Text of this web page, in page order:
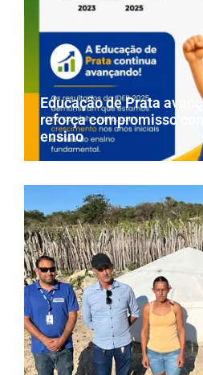
Educação de Prata
reforça compromisso
ensino